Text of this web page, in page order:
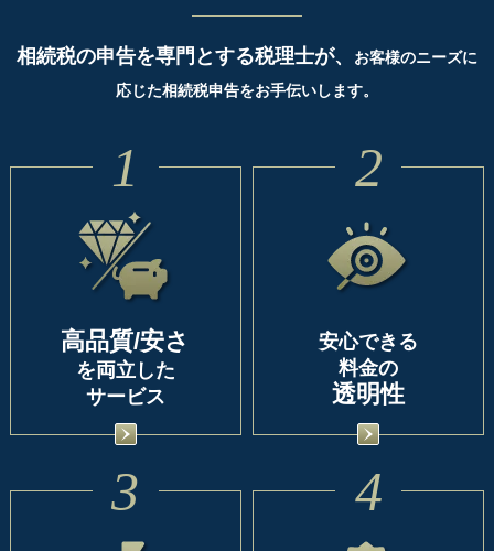
相続税の申告を専門とする税理士が、
お客様のニーズに
応じた相続税申告をお手伝いします。
1
高品質/安さ
を両立した
サービス
2
安心できる
料金の
透明性
3 4